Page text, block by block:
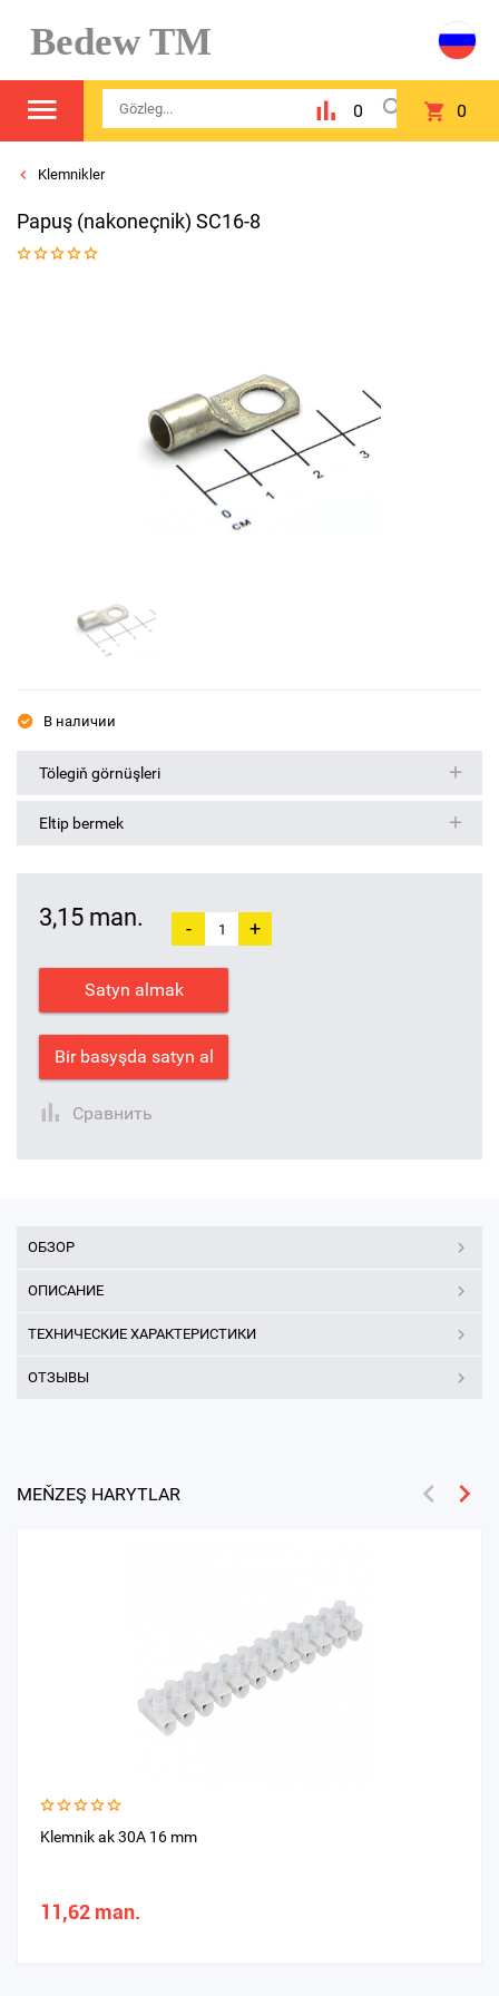
Bedew TM
0 0
Klemnikler
Papuş (nakoneçnik) SC16-8
В наличии
Tölegiň görnüşleri
Eltip bermek
3,15 man. - +
Satyn almak
Bir basyşda satyn al
Сравнить
ОБЗОР
ОПИСАНИЕ
ТЕХНИЧЕСКИЕ ХАРАКТЕРИСТИКИ
ОТЗЫВЫ
MEŇZEŞ HARYTLAR
Klemnik ak 30A 16 mm
11,62 man.